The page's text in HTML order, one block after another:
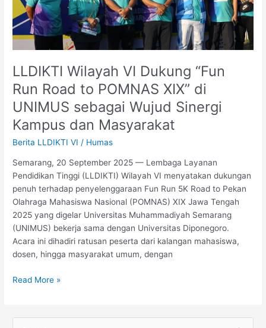
LLDIKTI Wilayah VI Dukung “Fun
Run Road to POMNAS XIX” di
UNIMUS sebagai Wujud Sinergi
Kampus dan Masyarakat
Berita LLDIKTI VI / Humas
Semarang, 20 September 2025 — Lembaga Layanan
Pendidikan Tinggi (LLDIKTI) Wilayah VI menyatakan dukungan
penuh terhadap penyelenggaraan Fun Run 5K Road to Pekan
Olahraga Mahasiswa Nasional (POMNAS) XIX Jawa Tengah
2025 yang digelar Universitas Muhammadiyah Semarang
(UNIMUS) bekerja sama dengan Universitas Diponegoro.
Acara ini dihadiri ratusan peserta dari kalangan mahasiswa,
dosen, hingga masyarakat umum, dengan
XIX”
di
UNIMUS
sebagai
Wujud
Sinergi
Kampus
dan
Masyarakat
Read More »